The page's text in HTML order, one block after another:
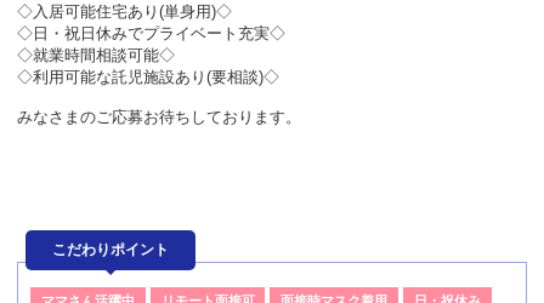
◇入居可能住宅あり(単身用)◇
◇日・祝日休みでプライベート充実◇
◇就業時間相談可能◇
◇利用可能な託児施設あり(要相談)◇
みなさまのご応募お待ちしております。
こだわりポイント